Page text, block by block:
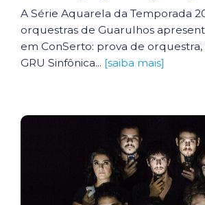
A Série Aquarela da Temporada
orquestras de Guarulhos
em ConSerto: prova de
GRU Sinfônica... [saiba mais]